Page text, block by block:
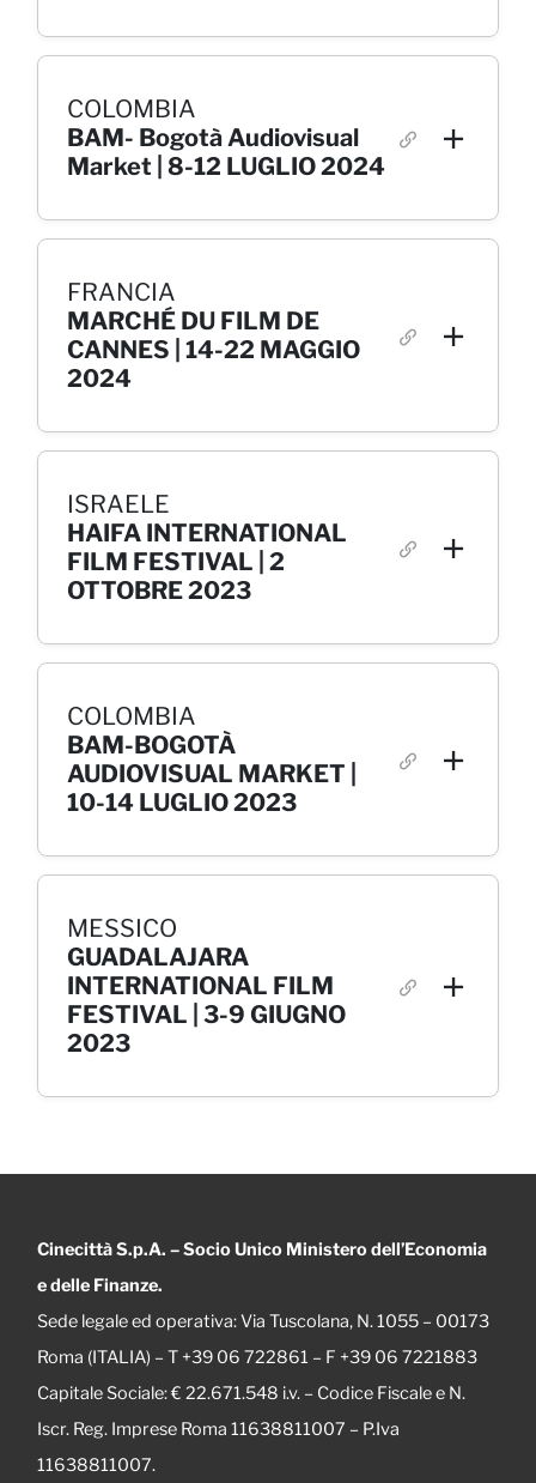
COLOMBIA
BAM- Bogotà Audiovisual
Market | 8-12 LUGLIO 2024
FRANCIA
MARCHÉ DU FILM DE
CANNES | 14-22 MAGGIO
2024
ISRAELE
HAIFA INTERNATIONAL
FILM FESTIVAL | 2
OTTOBRE 2023
COLOMBIA
BAM-BOGOTÀ
AUDIOVISUAL MARKET |
10-14 LUGLIO 2023
MESSICO
GUADALAJARA
INTERNATIONAL FILM
FESTIVAL | 3-9 GIUGNO
2023
Cinecittà S.p.A. – Socio Unico Ministero dell’Economia
e delle Finanze.
Sede legale ed operativa: Via Tuscolana, N. 1055 – 00173
Roma (ITALIA) – T +39 06 722861 – F +39 06 7221883
Capitale Sociale: € 22.671.548 i.v. – Codice Fiscale e N.
Iscr. Reg. Imprese Roma 11638811007 – P.Iva
11638811007.